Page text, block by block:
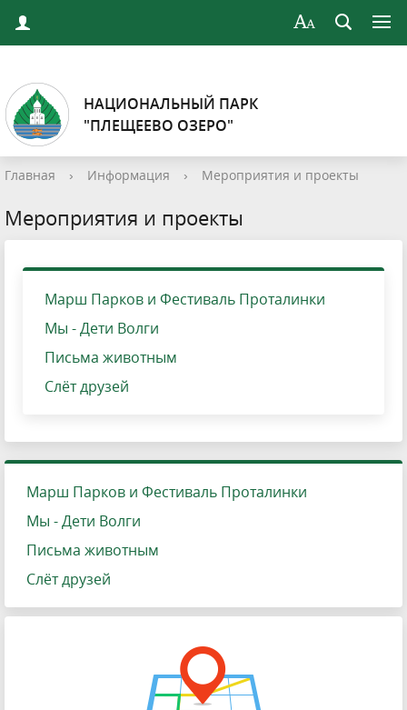
НАЦИОНАЛЬНЫЙ ПАРК
"ПЛЕЩЕЕВО ОЗЕРО"
Главная › Информация › Мероприятия и проекты
Мероприятия и проекты
Марш Парков и Фестиваль Проталинки
Мы - Дети Волги
Письма животным
Слёт друзей
Марш Парков и Фестиваль Проталинки
Мы - Дети Волги
Письма животным
Слёт друзей